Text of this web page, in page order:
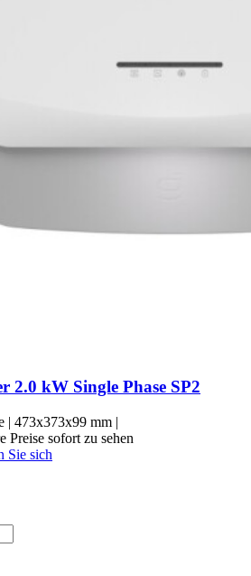
2.0 kW Single Phase SP2
| 473x373x99 mm |
Preise sofort zu sehen
Sie sich